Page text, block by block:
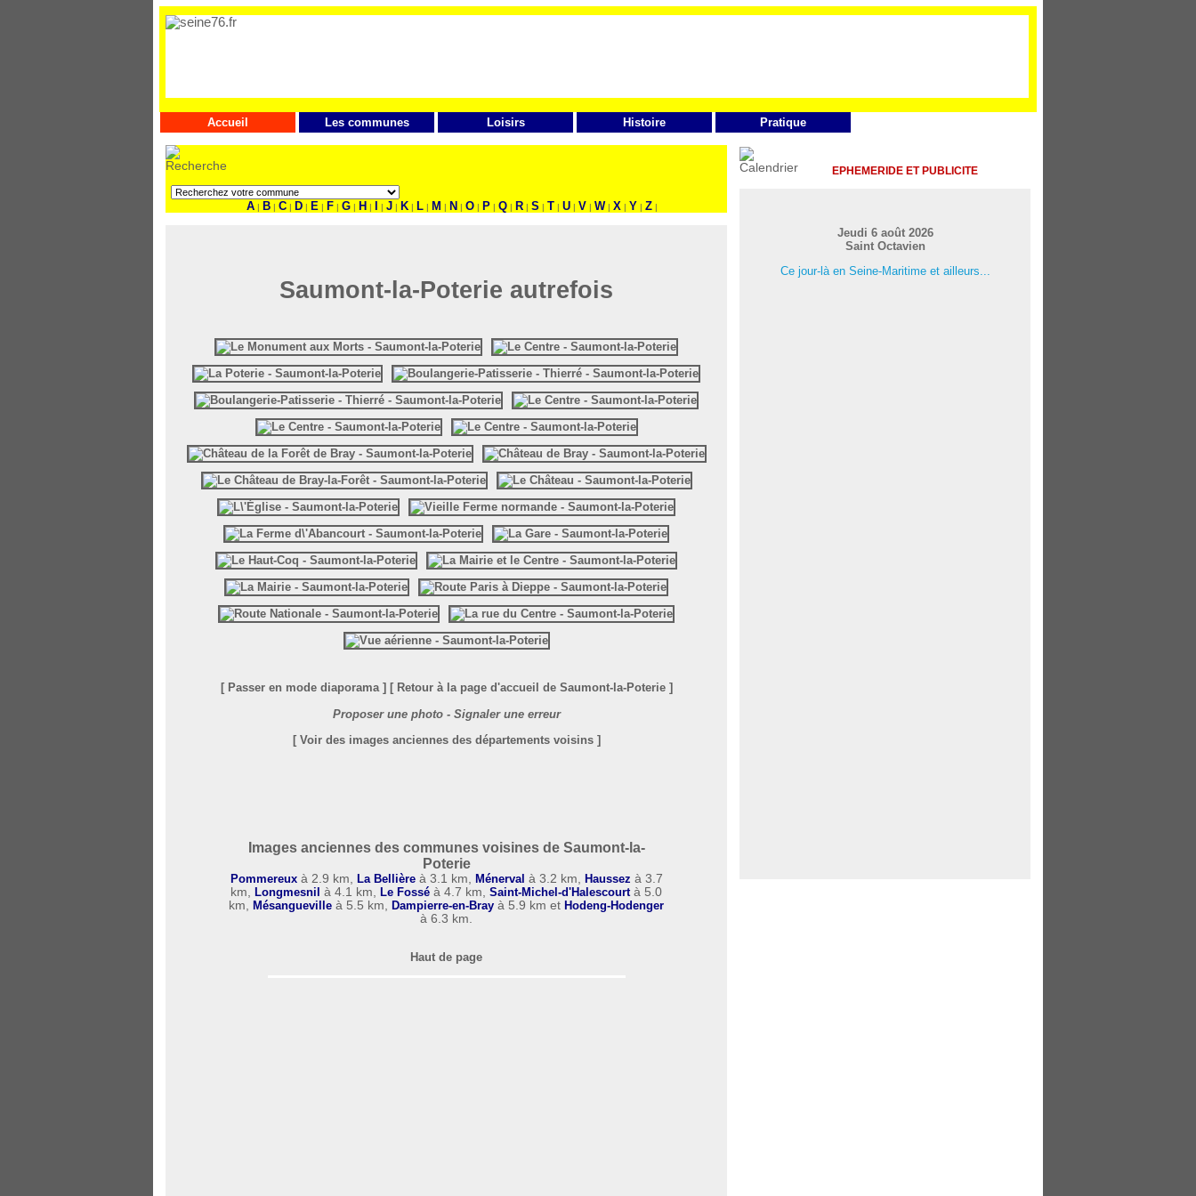
Accueil Les communes Loisirs Histoire Pratique
A | B | C | D | E | F | G | H | | J | K | L | M | N | O | P | Q | R | S | T | U | V | W | X | Y | Z |
Saumont-la-Poterie autrefois
[ Passer en mode diaporama ] [ Retour à la page d'accueil de Saumont-la-Poterie ]
Proposer une photo - Signaler une erreur
[ Voir des images anciennes des départements voisins ]
Images anciennes des communes voisines de Saumont-la-
Poterie
Pommereuxà 2.9 km, La Bellièreà 3.1 km, Ménerval à 3.2 km, Haussez à 3.7
km, Longmesnil à 4.1 km, Le Fossé à 4.7 km, Saint-Michel-d'Halescourtà 5.0
km, Mésangueville à 5.5 km, Dampierre-en-Bray à 5.9 km et Hodeng-Hodenger
à 6.3 km.
Haut de page
EPHEMERIDE ET PUBLICITE
Jeudi 6 août 2026
Saint Octavien
Ce jour-là en Seine-Maritime et ailleurs...